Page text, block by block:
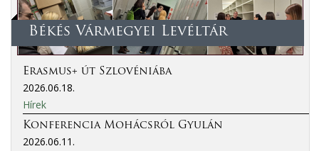
Békés Vármegyei Levéltár
Erasmus+ út Szlovéniába
2026.06.18.
Hírek
Konferencia Mohácsról Gyulán
2026.06.11.